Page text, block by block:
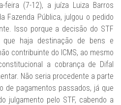
feira (7-12), a juíza Luiza Barros
Fazenda Pública, julgou o pedido
Isso porque a decisão do STF
que haja destinação de bens e
contribuinte do ICMS, ao mesmo
a cobrança de Difal
Não seria procedente a parte
de pagamentos passados, já que
julgamento pelo STF, cabendo a